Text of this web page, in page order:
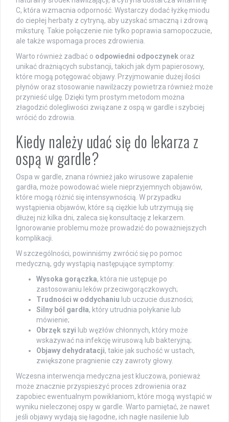
C, która wzmacnia odporność. Wystarczy dodać łyżkę miodu
do ciepłej herbaty z cytryną, aby uzyskać smaczną i zdrową
miksturę. Takie połączenie nie tylko poprawia samopoczucie,
ale także wspomaga proces zdrowienia.
Warto również zadbać o odpowiedni odpoczynek oraz
unikać drażniących substancji, takich jak dym papierosowy,
które mogą potęgować objawy. Przyjmowanie dużej ilości
płynów oraz stosowanie nawilżaczy powietrza również może
przynieść ulgę. Dzięki tym prostym metodom można
złagodzić dolegliwości związane z ospą w gardle i szybciej
wrócić do zdrowia.
Kiedy należy udać się do lekarza z
ospą w gardle?
Ospa w gardle, znana również jako wirusowe zapalenie
gardła, może powodować wiele nieprzyjemnych objawów,
które mogą różnić się intensywnością. W przypadku
wystąpienia objawów, które są ciężkie lub utrzymują się
dłużej niż kilka dni, zaleca się konsultację z lekarzem.
Ignorowanie problemu może prowadzić do poważniejszych
komplikacji.
W szczególności, powinniśmy zwrócić się po pomoc
medyczną, gdy wystąpią następujące symptomy:
Wysoka gorączka, która nie ustępuje po
zastosowaniu leków przeciwgorączkowych;
Trudności w oddychaniu lub uczucie duszności;
Silny ból gardła, który utrudnia połykanie lub
mówienie;
Obrzęk szyi lub węzłów chłonnych, który może
wskazywać na infekcję wirusową lub bakteryjną;
Objawy dehydratacji, takie jak suchość w ustach,
zwiększone pragnienie czy zawroty głowy.
Wczesna interwencja medyczna jest kluczowa, ponieważ
może znacznie przyspieszyć proces zdrowienia oraz
zapobiec ewentualnym powikłaniom, które mogą wystąpić w
wyniku nieleczonej ospy w gardle. Warto pamiętać, że nawet
jeśli objawy wydają się łagodne, ich nagłe nasilenie lub